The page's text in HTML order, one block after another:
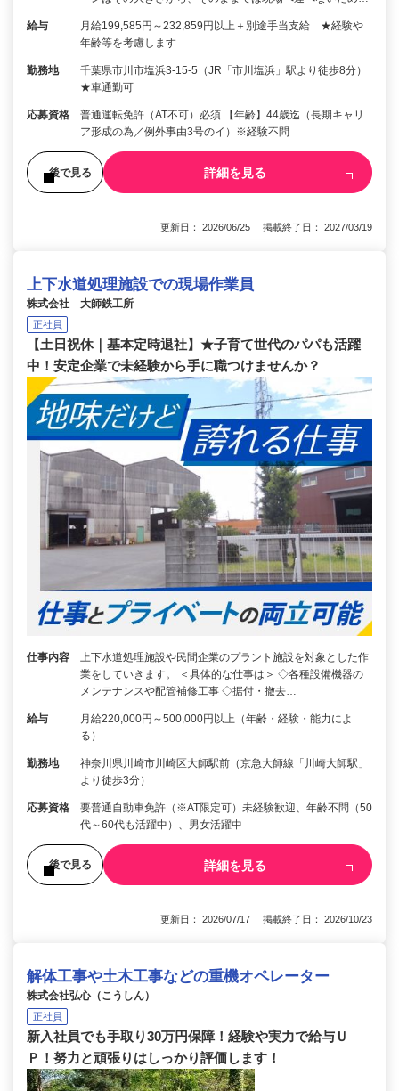
給与
月給199,585円～232,859円以上＋別途手当支給 ★経験や
年齢等を考慮します
勤務地
千葉県市川市塩浜3-15-5（JR「市川塩浜」駅より徒歩8分）
★車通勤可
応募資格
普通運転免許（AT不可）必須 【年齢】44歳迄（長期キャリ
ア形成の為／例外事由3号のイ）※経験不問
後で見る 詳細を見る
更新日： 2026/06/25 掲載終了日： 2027/03/19
上下水道処理施設での現場作業員
株式会社 大師鉄工所
正社員
【土日祝休｜基本定時退社】★子育て世代のパパも活躍
中！安定企業で未経験から手に職つけませんか？
仕事内容
上下水道処理施設や民間企業のプラント施設を対象とした作
業をしていきます。 ＜具体的な仕事は＞ ◇各種設備機器の
メンテナンスや配管補修工事 ◇据付・撤去…
給与
月給220,000円～500,000円以上（年齢・経験・能力によ
る）
勤務地
神奈川県川崎市川崎区大師駅前（京急大師線「川崎大師駅」
より徒歩3分）
応募資格
要普通自動車免許（※AT限定可）未経験歓迎、年齢不問（50
代～60代も活躍中）、男女活躍中
後で見る 詳細を見る
更新日： 2026/07/17 掲載終了日： 2026/10/23
解体工事や土木工事などの重機オペレーター
株式会社弘心（こうしん）
正社員
新入社員でも手取り30万円保障！経験や実力で給与Ｕ
Ｐ！努力と頑張りはしっかり評価します！